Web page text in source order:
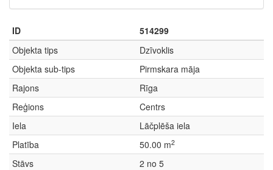
ID
514299
Objekta tips
Dzīvoklis
Objekta sub-tips
Pirmskara māja
Rajons
Rīga
Reģions
Centrs
Iela
Lāčplēša iela
Platība
50.00 m2
Stāvs
2 no 5